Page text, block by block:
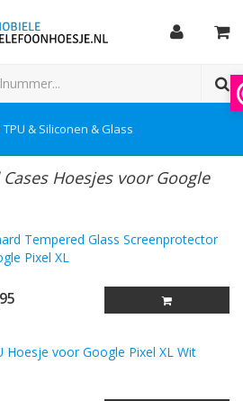
TPU & Siliconen & Glass
Hoesjes voor Google
Tempered Glass Screenprotector
Pixel XL
Hoesje voor Google Pixel XL Wit